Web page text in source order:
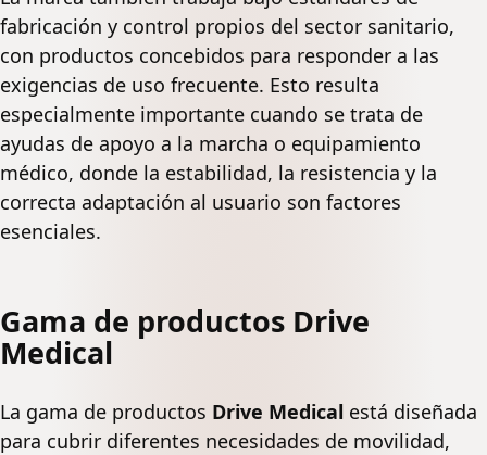
fabricación y control propios del sector sanitario,
con productos concebidos para responder a las
exigencias de uso frecuente. Esto resulta
especialmente importante cuando se trata de
ayudas de apoyo a la marcha o equipamiento
médico, donde la estabilidad, la resistencia y la
correcta adaptación al usuario son factores
esenciales.
Gama de productos Drive
Medical
La gama de productos Drive Medical está diseñada
para cubrir diferentes necesidades de movilidad,